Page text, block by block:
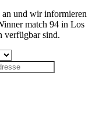
und wir informieren
match 94 in Los
verfügbar sind.